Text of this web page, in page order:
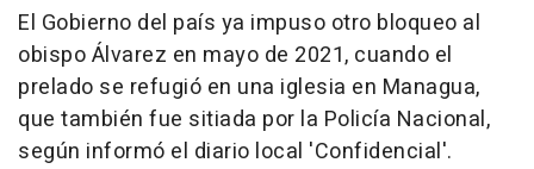
El Gobierno del país ya impuso otro bloqueo al
obispo Álvarez en mayo de 2021, cuando el
prelado se refugió en una iglesia en Managua,
que también fue sitiada por la Policía Nacional,
según informó el diario local 'Confidencial'.